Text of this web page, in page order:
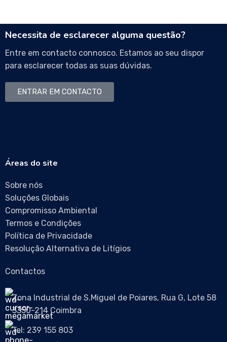
Necessita de esclarecer alguma questão?
Entre em contacto connosco. Estamos ao seu dispor
para esclarecer todas as suas dúvidas.
ENTRAR EM CONTACTO
Áreas do site
Sobre nós
Soluções Globais
Compromisso Ambiental
Termos e Condições
Política de Privacidade
Resolução Alternativa de Litígios
Contactos
Zona Industrial de S.Miguel de Poiares, Rua G, Lote 58
3350-214 Coimbra
Tel: 239 155 803